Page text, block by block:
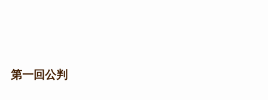
第一回公判